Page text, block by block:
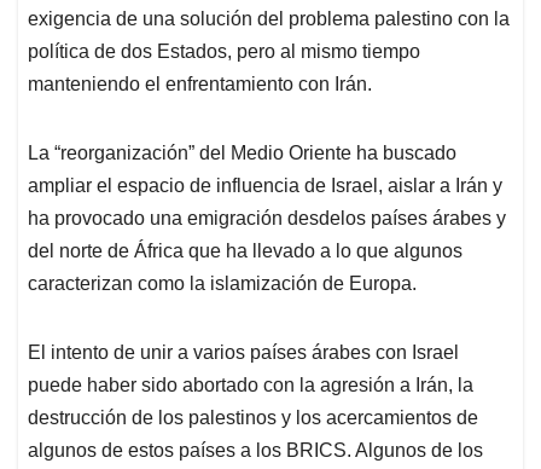
exigencia de una solución del problema palestino con la
política de dos Estados, pero al mismo tiempo
manteniendo el enfrentamiento con Irán.
La “reorganización” del Medio Oriente ha buscado
ampliar el espacio de influencia de Israel, aislar a Irán y
ha provocado una emigración desdelos países árabes y
del norte de África que ha llevado a lo que algunos
caracterizan como la islamización de Europa.
El intento de unir a varios países árabes con Israel
puede haber sido abortado con la agresión a Irán, la
destrucción de los palestinos y los acercamientos de
algunos de estos países a los BRICS. Algunos de los